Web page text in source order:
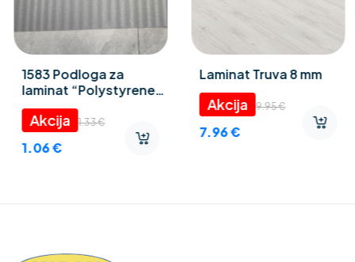
1583 Podloga za
laminat “Polystyrene
foam” 3 mm
1.33€
1.06€
Laminat Truva 8 mm
9.95€
7.96€